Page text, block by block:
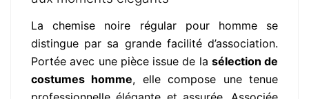
La chemise noire régular pour homme se
distingue par sa grande facilité d’association.
Portée avec une pièce issue de la sélection de
costumes homme, elle compose une tenue